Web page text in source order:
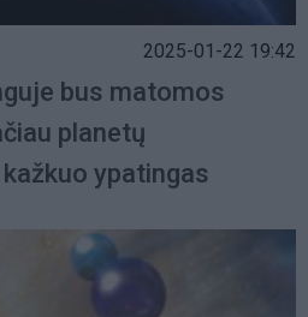
2025-01-22 19:42
bus matomos
planetų
ypatingas